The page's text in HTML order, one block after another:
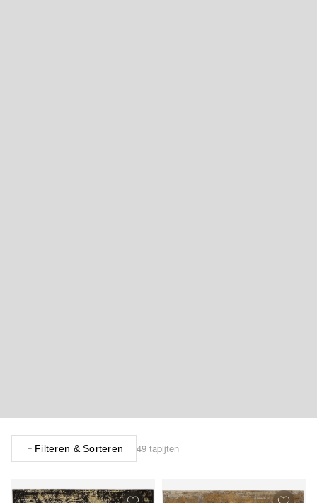
Filteren & Sorteren 49 tapijten